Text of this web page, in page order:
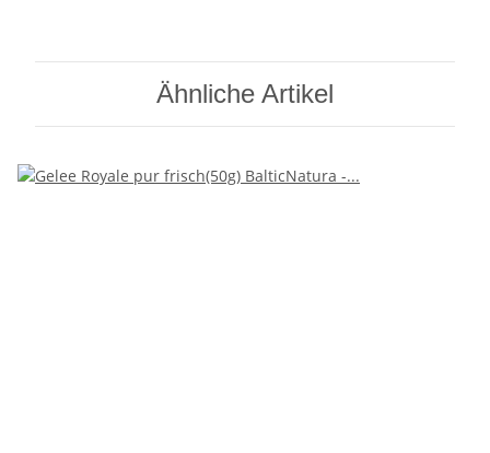
Ähnliche Artikel